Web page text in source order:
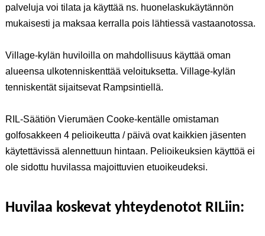
palveluja voi tilata ja käyttää ns. huonelaskukäytännön
mukaisesti ja maksaa kerralla pois lähtiessä vastaanotossa.
Village-kylän huviloilla on mahdollisuus käyttää oman
alueensa ulkotenniskenttää veloituksetta. Village-kylän
tenniskentät sijaitsevat Rampsintiellä.
RIL-Säätiön Vierumäen Cooke-kentälle omistaman
golfosakkeen 4 pelioikeutta / päivä ovat kaikkien jäsenten
käytettävissä alennettuun hintaan. Pelioikeuksien käyttöä ei
ole sidottu huvilassa majoittuvien etuoikeudeksi.
Huvilaa koskevat yhteydenotot RILiin: